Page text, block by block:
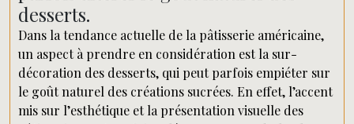
desserts.
Dans la tendance actuelle de la pâtisserie américaine,
un aspect à prendre en considération est la sur-
décoration des desserts, qui peut parfois empiéter sur
le goût naturel des créations sucrées. En effet, l’accent
mis sur l’esthétique et la présentation visuelle des